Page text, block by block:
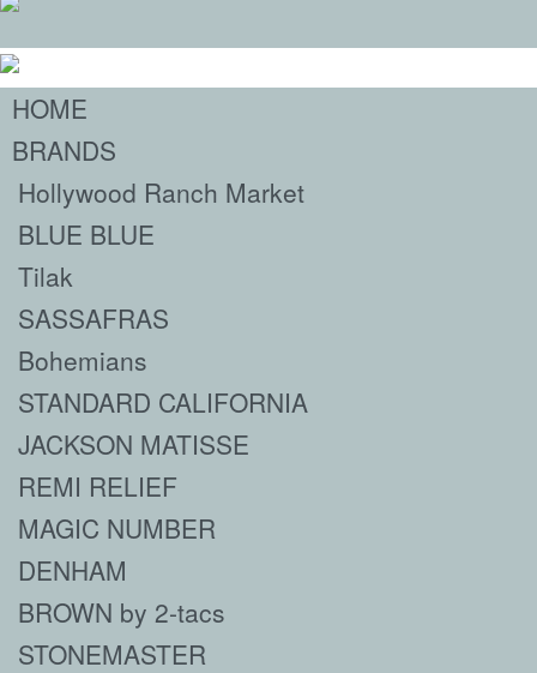
HOME
BRANDS
Hollywood Ranch Market
BLUE BLUE
Tilak
SASSAFRAS
Bohemians
STANDARD CALIFORNIA
JACKSON MATISSE
REMI RELIEF
MAGIC NUMBER
DENHAM
BROWN by 2-tacs
STONEMASTER